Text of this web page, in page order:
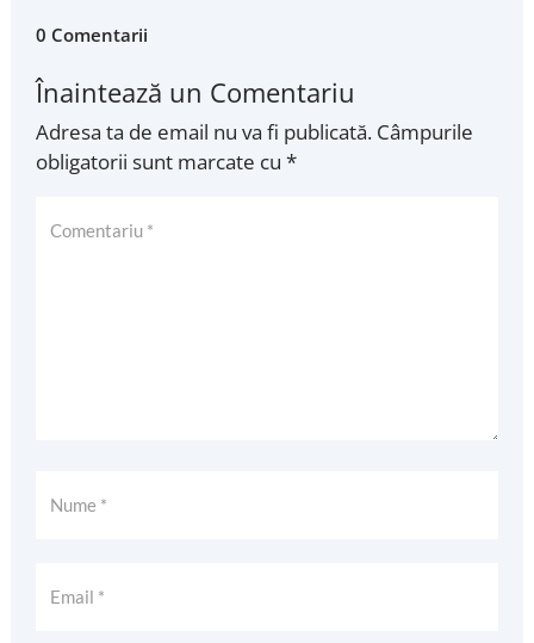
0 Comentarii
Înaintează un Comentariu
Adresa ta de email nu va fi publicată. Câmpurile
obligatorii sunt marcate cu*